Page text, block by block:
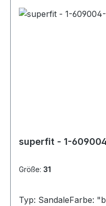
superfit - 1-
Größe: 31
Typ: SandaleFarbe: